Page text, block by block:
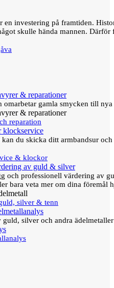
en investering på framtiden.
skulle hända mannen.
& reparationer
omarbetar gamla smycken till
& reparationer
reparation
klockservice
du skicka ditt armbandsur
& klockor
av guld & silver
och professionell värdering av
bara veta mer om dina föremål
silver & tenn
guld, silver och andra